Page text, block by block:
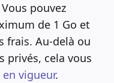
pouvez
de 1 Go et
frais. Au-delà ou
privés, cela vous
vigueur.